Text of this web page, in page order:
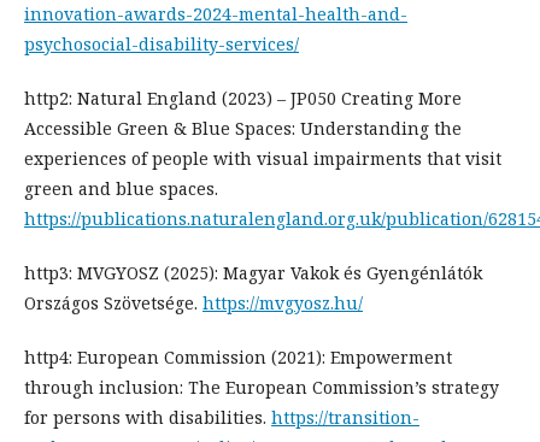
innovation-awards-2024-mental-health-and-
psychosocial-disability-services/
http2: Natural England (2023) – JP050 Creating More
Accessible Green & Blue Spaces: Understanding the
experiences of people with visual impairments that visit
green and blue spaces.
https://publications.naturalengland.org.uk/publication/
http3: MVGYOSZ (2025): Magyar Vakok és Gyengénlátók
Országos Szövetsége. https://mvgyosz.hu/
http4: European Commission (2021): Empowerment
through inclusion: The European Commission’s strategy
for persons with disabilities. https://transition-